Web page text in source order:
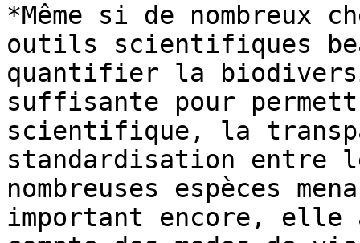
*Même si de nombreux
outils scientifiques
quantifier la
suffisante pour
scientifique, la
standardisation entre
nombreuses espèces
important encore, elle